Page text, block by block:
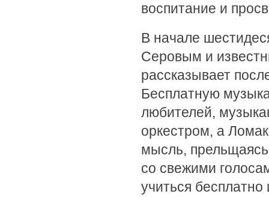
воспитание и
В начале
Серовым и
рассказывает
Бесплатную
любителей,
оркестром, а
мысль,
со свежими
учиться